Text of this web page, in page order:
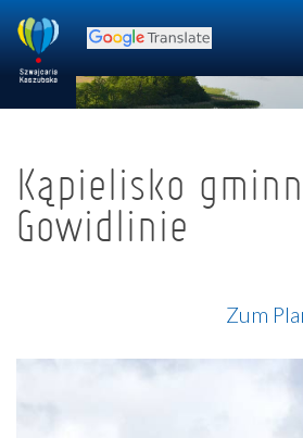
Kąpielisko
Gowidlinie
Zum